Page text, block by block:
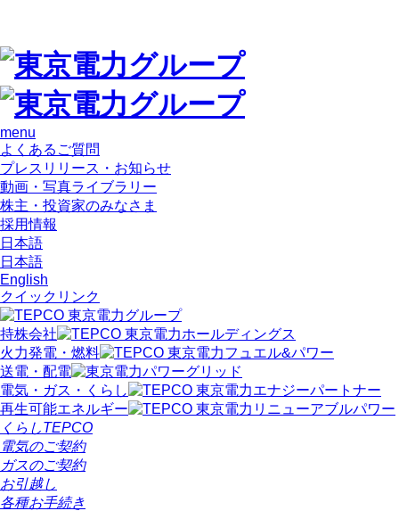
menu
よくあるご質問
プレスリリース・お知らせ
動画・写真ライブラリー
株主・投資家のみなさま
採用情報
日本語
日本語
English
クイックリンク
持株会社
火力発電・燃料
送電・配電
電気・ガス・くらし
再生可能エネルギー
くらしTEPCO
電気のご契約
ガスのご契約
お引越し
各種お手続き